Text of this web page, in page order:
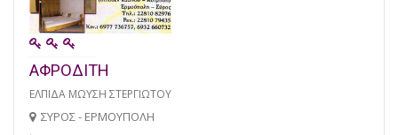
ΑΦΡΟΔΙΤΗ
ΕΛΠΙΔΑ ΜΩΥΣΗ ΣΤΕΡΓΙΩΤΟΥ
ΣΥΡΟΣ - ΕΡΜΟΥΠΟΛΗ